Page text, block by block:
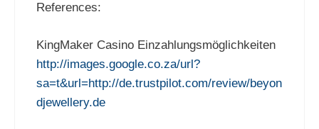
References:
KingMaker Casino Einzahlungsmöglichkeiten
http://images.google.co.za/url?
sa=t&url=http://de.trustpilot.com/review/beyon
djewellery.de